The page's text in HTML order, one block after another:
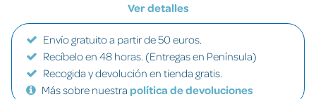
Ver detalles
Envío gratuito a partir de 50 euros.
Recíbelo en 48 horas. (Entregas en Península)
Recogida y devolución en tienda gratis.
Más sobre nuestra política de devoluciones